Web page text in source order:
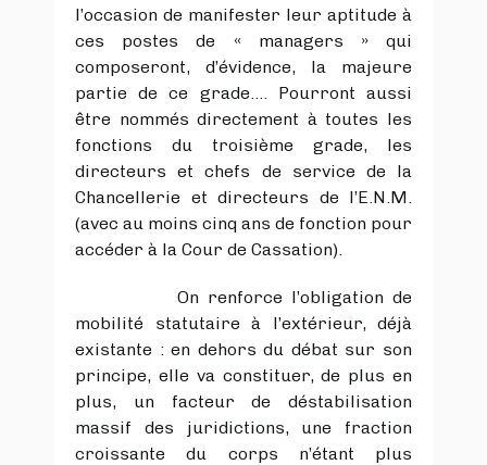
l’occasion de manifester leur aptitude à
ces postes de « managers » qui
composeront, d’évidence, la majeure
partie de ce grade…. Pourront aussi
être nommés directement à toutes les
fonctions du troisième grade, les
directeurs et chefs de service de la
Chancellerie et directeurs de l’E.N.M.
(avec au moins cinq ans de fonction pour
accéder à la Cour de Cassation).
On renforce l’obligation de
mobilité statutaire à l’extérieur, déjà
existante : en dehors du débat sur son
principe, elle va constituer, de plus en
plus, un facteur de déstabilisation
massif des juridictions, une fraction
croissante du corps n’étant plus